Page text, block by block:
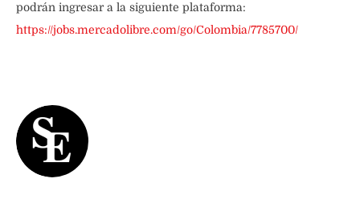
podrán ingresar a la siguiente plataforma:
https://jobs.mercadolibre.com/go/Colombia/7785700/